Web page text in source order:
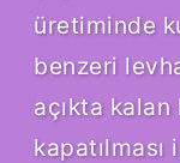
üretiminde
benzeri
açıkta kalan